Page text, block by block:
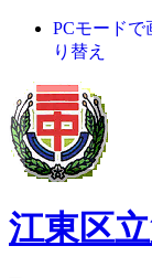
PCモードで
り替え
江東区